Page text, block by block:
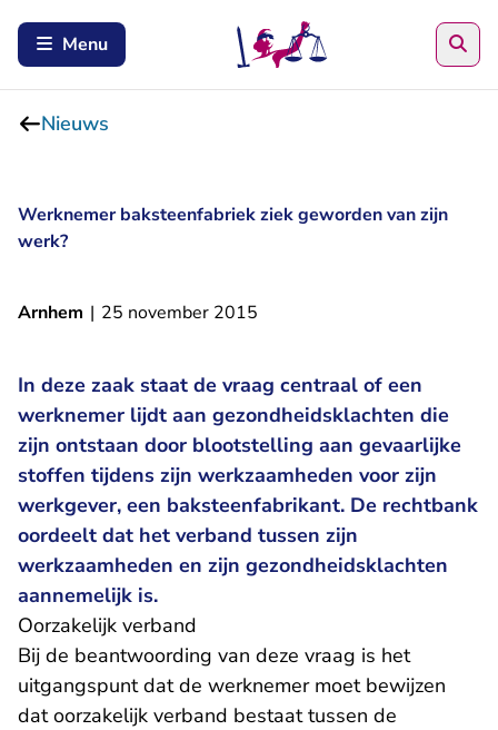
Menu
Nieuws
Werknemer baksteenfabriek ziek geworden van zijn
werk?
Arnhem | 25 november 2015
In deze zaak staat de vraag centraal of een
werknemer lijdt aan gezondheidsklachten die
zijn ontstaan door blootstelling aan gevaarlijke
stoffen tijdens zijn werkzaamheden voor zijn
werkgever, een baksteenfabrikant. De rechtbank
oordeelt dat het verband tussen zijn
werkzaamheden en zijn gezondheidsklachten
aannemelijk is.
Oorzakelijk verband
Bij de beantwoording van deze vraag is het
uitgangspunt dat de werknemer moet bewijzen
dat oorzakelijk verband bestaat tussen de